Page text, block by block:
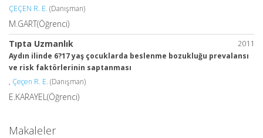
ÇEÇEN R. E. (Danışman)
M.GART(Öğrenci)
2011
Tıpta Uzmanlık
Aydın ilinde 6?17 yaş çocuklarda beslenme bozukluğu prevalansı
ve risk faktörlerinin saptanması
, Çeçen R. E. (Danışman)
E.KARAYEL(Öğrenci)
Makaleler